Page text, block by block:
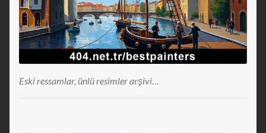
Eski ressamlar, ünlü resimler arşivi…